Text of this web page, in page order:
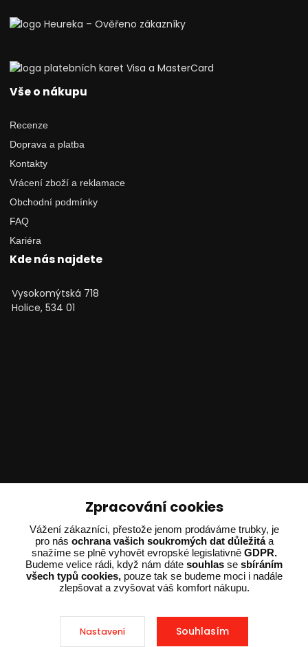
Vše o nákupu
Recenze
Doprava a platba
Kontakty
Vrácení zboží a reklamace
Obchodní podmínky
FAQ
Kariéra
Kde nás najdete
Vysokomýtská 718
Holice, 534 01
Ing. Adam Dvořák
+420 602 234 254
(Po-Pá 8:00 - 15:00)
potrebujiporadit@dvorak-karlik.cz
Zpracování cookies
Vážení zákazníci, přestože jenom prodáváme trubky, je
pro nás ochrana vašich soukromých dat důležitáa
snažíme se plně vyhovět evropské legislativně GDPR.
Budeme velice rádi, když nám dáte souhlas se sbíráním
všech typů cookies,pouze tak se budeme moci i nadále
zlepšovat a zvyšovat váš komfort nákupu.
Nastavení Souhlasím